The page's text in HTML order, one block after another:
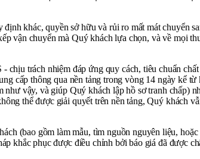
khác, quyền sở hữu và rủi ro mất mát chuyển
vận chuyển mà Quý khách lựa chọn, và về mọi
trách nhiệm đáp ứng quy cách, tiêu chuẩn
cấp thông qua nền tảng trong vòng 14 ngày
vậy, và giúp Quý khách lập hồ sơ tranh
thể được giải quyết trên nền tảng, Quý khách
(bao gồm làm mẫu, tìm nguồn nguyên liệu,
khắc phục được điều chỉnh bởi báo giá đã được